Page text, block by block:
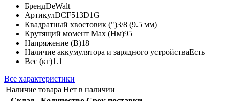
БрендDeWalt
АртикулDCF513D1G
Квадратный хвостовик (")3/8 (9.5 мм)
Крутящий момент Max (Нм)95
Напряжение (В)18
Наличие аккумулятора и зарядного устройстваЕсть
Вес (кг)1.1
Все характеристики
Наличие товара Нет в наличии